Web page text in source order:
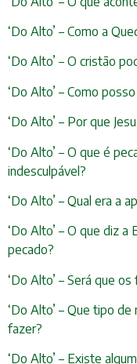
‘Do Alto’ – Como a
‘Do Alto’ – O cristão
‘Do Alto’ – Como
‘Do Alto’ – Por que
‘Do Alto’ – O que é
indesculpável?
‘Do Alto’ – Qual era a
‘Do Alto’ – O que diz
pecado?
‘Do Alto’ – Será que
‘Do Alto’ – Que tipo
fazer?
‘Do Alto’ – Existe